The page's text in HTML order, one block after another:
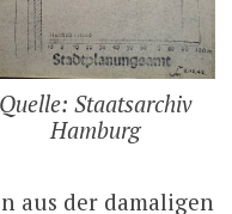
Quelle: Staatsarchiv
Hamburg
aus der damaligen